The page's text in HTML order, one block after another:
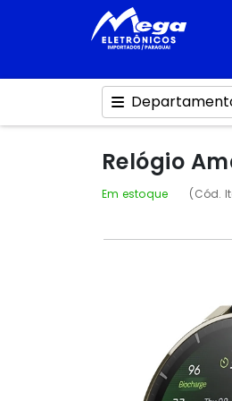
Relógio
Em estoque (Cód.